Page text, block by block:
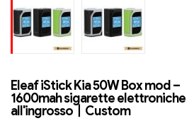
Eleaf iStick Kia 50W Box mod –
1600mah sigarette elettroniche
all'ingrosso丨Custom